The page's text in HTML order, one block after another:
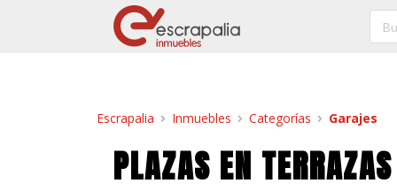
Escrapalia Inmuebles Categorías Garajes
PLAZAS EN